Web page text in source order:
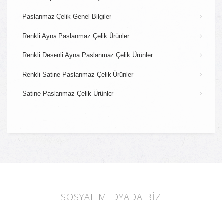
Paslanmaz Çelik Genel Bilgiler
Renkli Ayna Paslanmaz Çelik Ürünler
Renkli Desenli Ayna Paslanmaz Çelik Ürünler
Renkli Satine Paslanmaz Çelik Ürünler
Satine Paslanmaz Çelik Ürünler
SOSYAL MEDYADA BİZ